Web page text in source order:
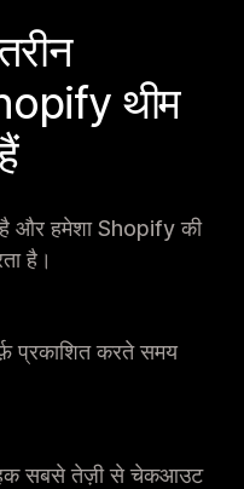
थीम
है और हमेशा Shopify की
है।
प्रकाशित करते समय
सबसे तेज़ी से चेकआउट